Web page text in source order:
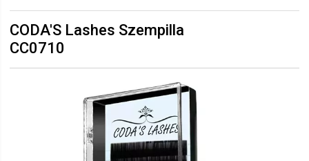
CODA'S Lashes Szempilla
CC0710